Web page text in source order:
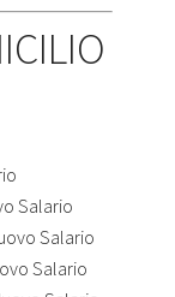
Salario
Salario
Salario